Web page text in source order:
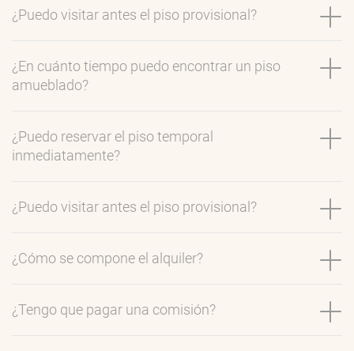
¿Puedo visitar antes el piso provisional?
¿En cuánto tiempo puedo encontrar un piso
amueblado?
¿Puedo reservar el piso temporal
inmediatamente?
¿Puedo visitar antes el piso provisional?
¿Cómo se compone el alquiler?
¿Tengo que pagar una comisión?